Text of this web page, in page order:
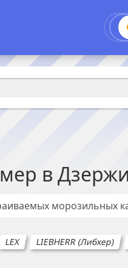
в
морозильных
LEX LIEBHERR (Либхер)